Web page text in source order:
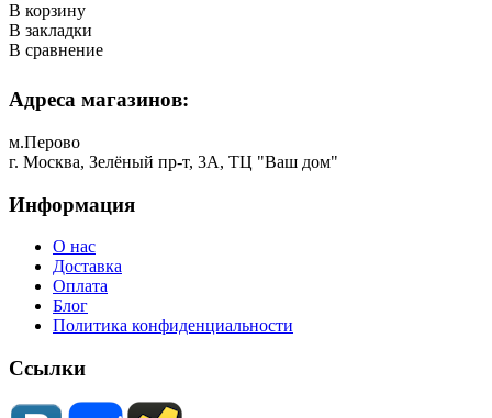
В корзину
В закладки
В сравнение
Адреса магазинов:
м.Перово
г. Москва, Зелёный пр-т, 3А, ТЦ "Ваш дом"
Информация
О нас
Доставка
Оплата
Блог
Политика конфиденциальности
Ссылки